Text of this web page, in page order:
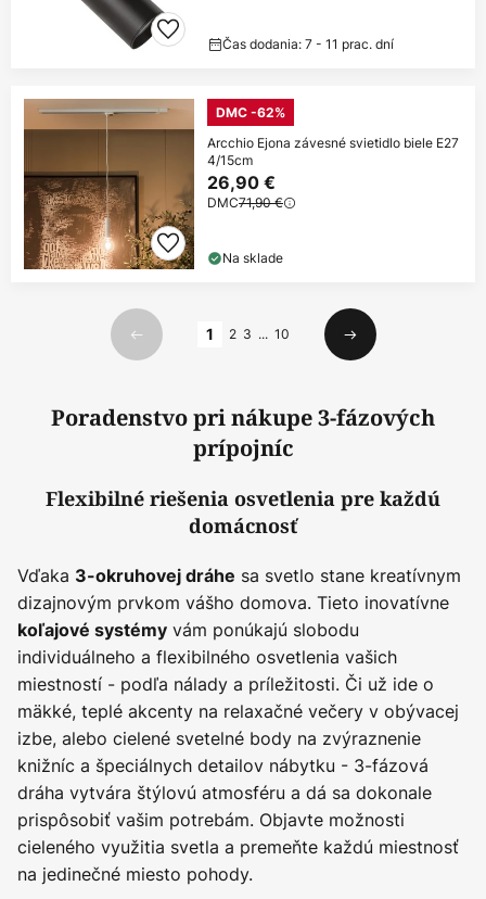
Čas dodania: 7 - 11 prac. dní
DMC -62%
Arcchio Ejona závesné svietidlo biele E27
4/15cm
26,90 €
DMC71,90 €
Na sklade
Predchádzajúci
1 2 3 ... 10
Ďalší
Poradenstvo pri nákupe 3-fázových
prípojníc
Flexibilné riešenia osvetlenia pre každú
domácnosť
Vďaka 3-okruhovej dráhe sa svetlo stane kreatívnym
dizajnovým prvkom vášho domova. Tieto inovatívne
koľajové systémy vám ponúkajú slobodu
individuálneho a flexibilného osvetlenia vašich
miestností - podľa nálady a príležitosti. Či už ide o
mäkké, teplé akcenty na relaxačné večery v obývacej
izbe, alebo cielené svetelné body na zvýraznenie
knižníc a špeciálnych detailov nábytku - 3-fázová
dráha vytvára štýlovú atmosféru a dá sa dokonale
prispôsobiť vašim potrebám. Objavte možnosti
cieleného využitia svetla a premeňte každú miestnosť
na jedinečné miesto pohody.